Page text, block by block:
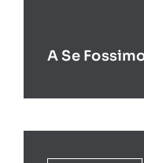
A Se